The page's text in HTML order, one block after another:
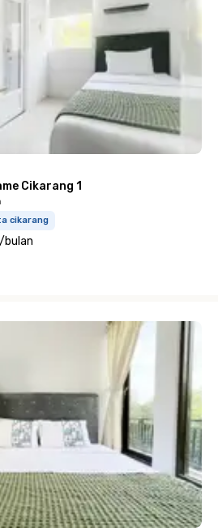
Cikarang 1
cikarang
/bulan